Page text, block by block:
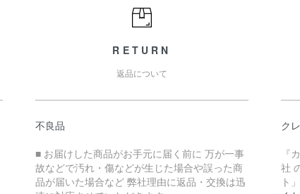
RETURN
返品について
不良品
■ お届けした商品がお手元に届く前に 万が一事
故などで汚れ・傷などが生じた場合や誤った商
品が届いた場合など 弊社理由に返品・交換は迅
ク
『
社
ト